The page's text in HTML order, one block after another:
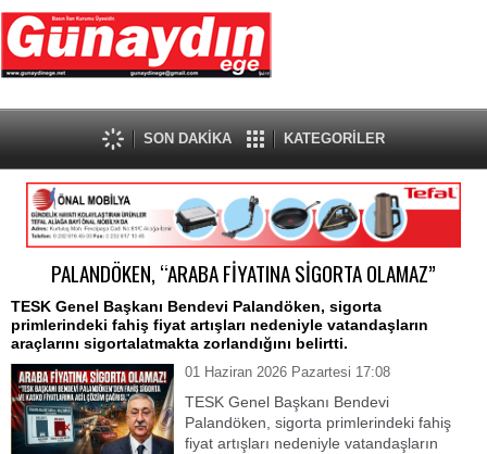
SON DAKİKA KATEGORİLER
PALANDÖKEN, “ARABA FİYATINA SİGORTA OLAMAZ”
TESK Genel Başkanı Bendevi Palandöken, sigorta
primlerindeki fahiş fiyat artışları nedeniyle vatandaşların
araçlarını sigortalatmakta zorlandığını belirtti.
01 Haziran 2026 Pazartesi 17:08
TESK Genel Başkanı Bendevi
Palandöken, sigorta primlerindeki fahiş
fiyat artışları nedeniyle vatandaşların